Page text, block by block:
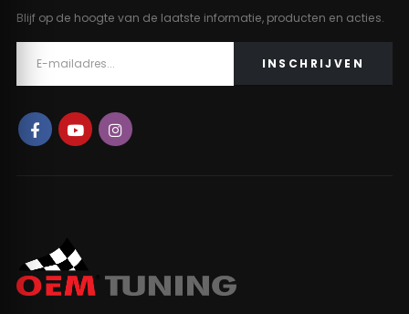
Blijf op de hoogte van de laatste informatie, producten en acties.